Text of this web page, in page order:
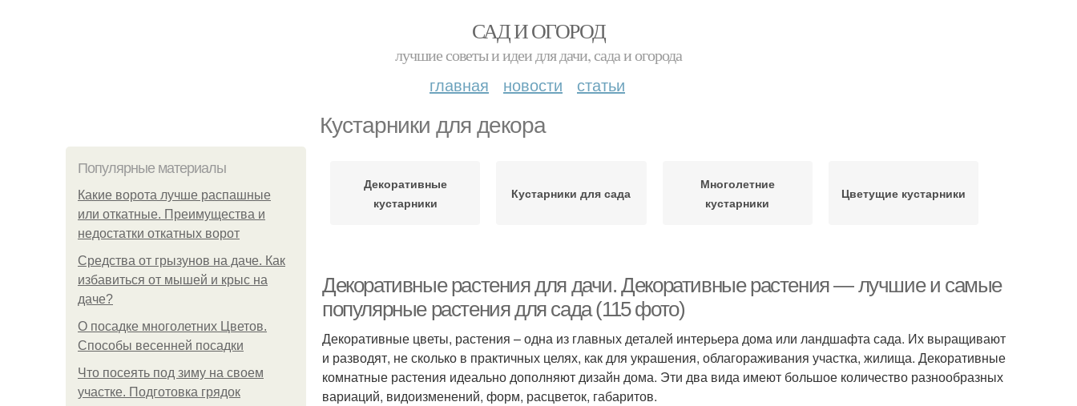
САД И ОГОРОД
лучшие советы и идеи для дачи, сада и огорода
главная новости статьи
Кустарники для декора
Популярные материалы
Какие ворота лучше распашные
или откатные. Преимущества и
недостатки откатных ворот
Средства от грызунов на даче. Как
избавиться от мышей и крыс на
даче?
О посадке многолетних Цветов.
Способы весенней посадки
Что посеять под зиму на своем
участке. Подготовка грядок
Декоративные
кустарники
Кустарники для сада
Многолетние
кустарники
Цветущие кустарники
Декоративные растения для дачи. Декоративные растения — лучшие и самые
популярные растения для сада (115 фото)
Декоративные цветы, растения – одна из главных деталей интерьера дома или ландшафта сада. Их выращивают
и разводят, не сколько в практичных целях, как для украшения, облагораживания участка, жилища. Декоративные
комнатные растения идеально дополняют дизайн дома. Эти два вида имеют большое количество разнообразных
вариаций, видоизменений, форм, расцветок, габаритов.